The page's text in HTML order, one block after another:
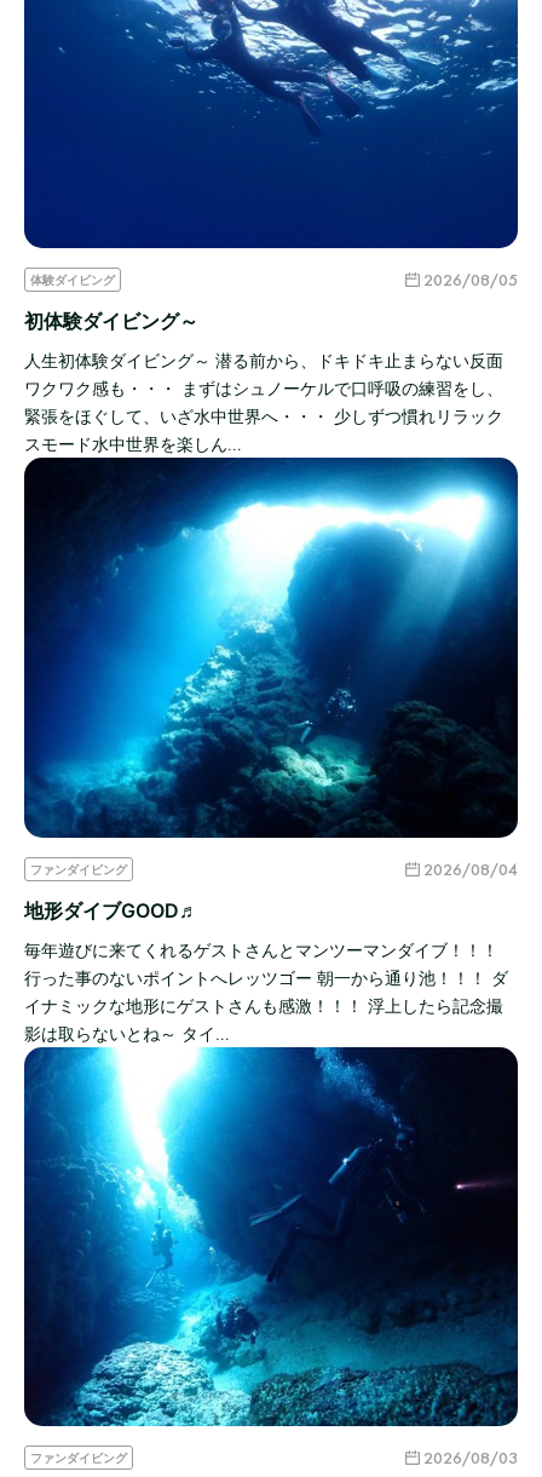
体験ダイビング 2026/08/05
初体験ダイビング～
人生初体験ダイビング～ 潜る前から、ドキドキ止まらない反面
ワクワク感も・・・ まずはシュノーケルで口呼吸の練習をし、
緊張をほぐして、いざ水中世界へ・・・ 少しずつ慣れリラック
スモード水中世界を楽しん…
ファンダイビング 2026/08/04
地形ダイブGOOD♬
毎年遊びに来てくれるゲストさんとマンツーマンダイブ！！！
行った事のないポイントへレッツゴー 朝一から通り池！！！ ダ
イナミックな地形にゲストさんも感激！！！ 浮上したら記念撮
影は取らないとね～ タイ…
ファンダイビング 2026/08/03